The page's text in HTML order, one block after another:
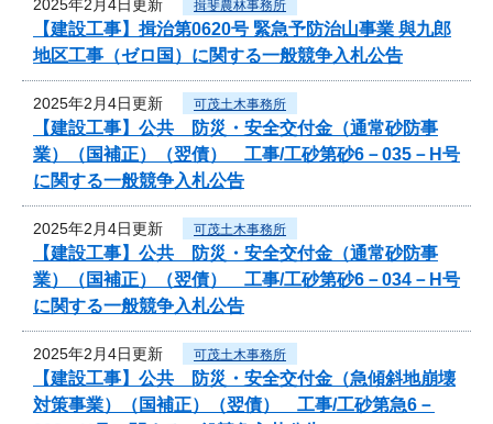
2025年2月4日更新 揖斐農林事務所
【建設工事】揖治第0620号 緊急予防治山事業 與九郎
地区工事（ゼロ国）に関する一般競争入札公告
2025年2月4日更新 可茂土木事務所
【建設工事】公共 防災・安全交付金（通常砂防事
業）（国補正）（翌債） 工事/工砂第砂6－035－H号
に関する一般競争入札公告
2025年2月4日更新 可茂土木事務所
【建設工事】公共 防災・安全交付金（通常砂防事
業）（国補正）（翌債） 工事/工砂第砂6－034－H号
に関する一般競争入札公告
2025年2月4日更新 可茂土木事務所
【建設工事】公共 防災・安全交付金（急傾斜地崩壊
対策事業）（国補正）（翌債） 工事/工砂第急6－